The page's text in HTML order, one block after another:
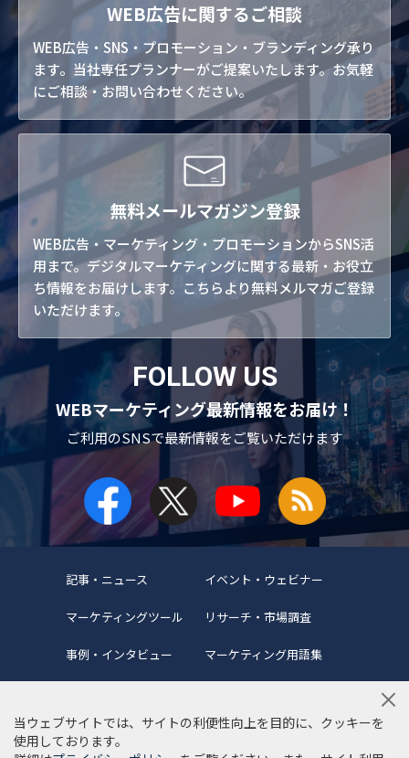
WEB広告に関するご相談
WEB広告・SNS・プロモーション・ブランディング承り
ます。当社専任プランナーがご提案いたします。お気軽
にご相談・お問い合わせください。
無料メールマガジン登録
WEB広告・マーケティング・プロモーションからSNS活
用まで。デジタルマーケティングに関する最新・お役立
ち情報をお届けします。こちらより無料メルマガご登録
いただけます。
FOLLOW US
WEBマーケティング最新情報をお届け！
ご利用のSNSで最新情報をご覧いただけます
記事・ニュース イベント・ウェビナー
マーケティングツール リサーチ・市場調査
事例・インタビュー マーケティング用語集
当ウェブサイトでは、サイトの利便性向上を目的に、クッキーを
使用しております。